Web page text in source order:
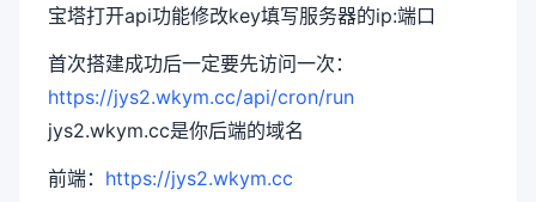
宝塔打开api功能修改key填写服务器的ip:端口
首次搭建成功后一定要先访问一次：
https://jys2.wkym.cc/api/cron/run
jys2.wkym.cc是你后端的域名
前端： https://jys2.wkym.cc